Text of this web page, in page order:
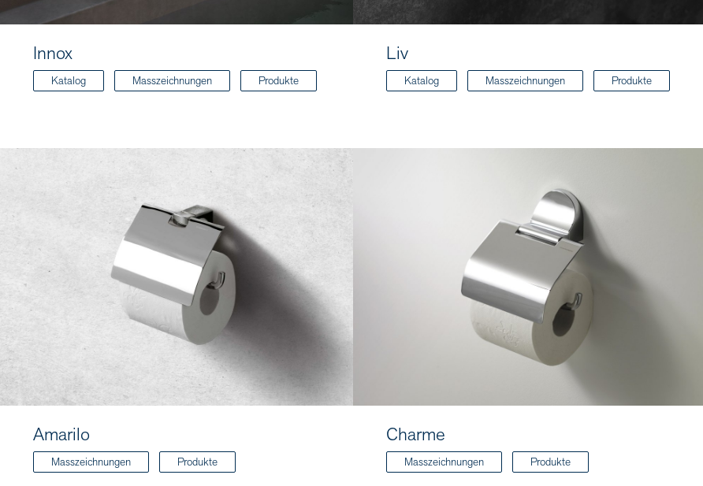
Innox
Katalog Masszeichnungen Produkte
Liv
Katalog Masszeichnungen Produkte
Amarilo
Masszeichnungen Produkte
Charme
Masszeichnungen Produkte